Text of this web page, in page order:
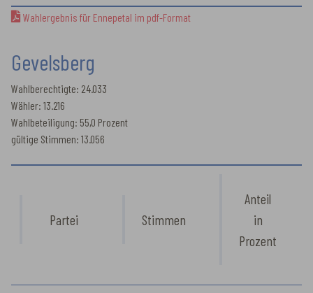
Wahlergebnis für Ennepetal im pdf-Format
Gevelsberg
Wahlberechtigte: 24.033
Wähler: 13.216
Wahlbeteiligung: 55,0 Prozent
gültige Stimmen: 13.056
Partei Stimmen
Anteil
in
Prozent